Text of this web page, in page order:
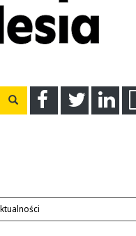
FacebookTwitter
Wyszukaj